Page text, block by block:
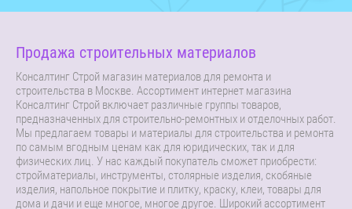
Продажа строительных материалов
Консалтинг Строй магазин материалов для ремонта и
строительства в Москве. Ассортимент интернет магазина
Консалтинг Строй включает различные группы товаров,
предназначенных для строительно-ремонтных и отделочных работ.
Мы предлагаем товары и материалы для строительства и ремонта
по самым вгодным ценам как для юридических, так и для
физических лиц. У нас каждый покупатель сможет приобрести:
стройматериалы, инструменты, столярные изделия, скобяные
изделия, напольное покрытие и плитку, краску, клеи, товары для
дома и дачи и еще многое, многое другое. Широкий ассортимент